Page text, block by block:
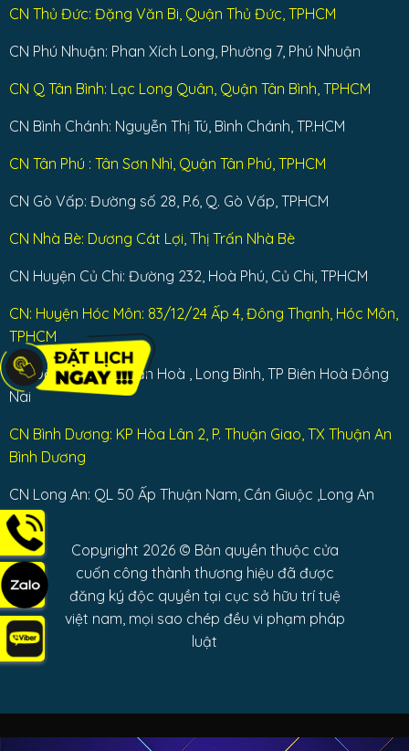
CN Thủ Đức: Đặng Văn Bi, Quận Thủ Đức, TPHCM
CN Phú Nhuận: Phan Xích Long, Phường 7, Phú Nhuận
CN Q Tân Bình: Lạc Long Quân, Quận Tân Bình, TPHCM
CN Bình Chánh: Nguyễn Thị Tú, Bình Chánh, TP.HCM
CN Tân Phú : Tân Sơn Nhì, Quận Tân Phú, TPHCM
CN Gò Vấp: Đường số 28, P.6, Q. Gò Vấp, TPHCM
CN Nhà Bè: Dương Cát Lợi, Thị Trấn Nhà Bè
CN Huyện Củ Chi: Đường 232, Hoà Phú, Củ Chi, TPHCM
CN: Huyện Hóc Môn: 83/12/24 Ấp 4, Đông Thạnh, Hóc Môn,
TPHCM
CN Đồng Nai: Bùi Văn Hoà , Long Bình, TP Biên Hoà Đồng
Nai
CN Bình Dương: KP Hòa Lân 2, P. Thuận Giao, TX Thuận An
Bình Dương
CN Long An: QL 50 Ấp Thuận Nam, Cần Giuộc ,Long An
Copyright 2026 © Bản quyền thuộc cửa
cuốn công thành thương hiệu đã được
đăng ký độc quyền tại cục sở hữu trí tuệ
việt nam, mọi sao chép đều vi phạm pháp
luật